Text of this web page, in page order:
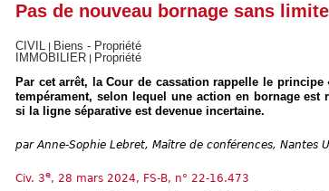
Pas de nouveau bornage sans
CIVIL
Biens - Propriété
IMMOBILIER
Propriété
Par cet arrêt, la Cour de cassation rappelle le
tempérament, selon lequel une action en bornage est
si la ligne séparative est devenue incertaine.
par Anne-Sophie Lebret, Maître de conférences, Nantes
Civ. 3e, 28 mars 2024, FS-B, n° 22-16.473